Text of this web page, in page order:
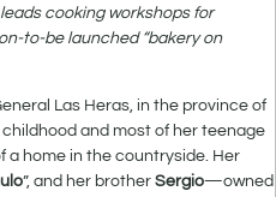
cooking workshops for
to-be launched “bakery on
Las Heras, in the province of
and most of her teenage
a home in the countryside. Her
”, and her brother Sergio—owned